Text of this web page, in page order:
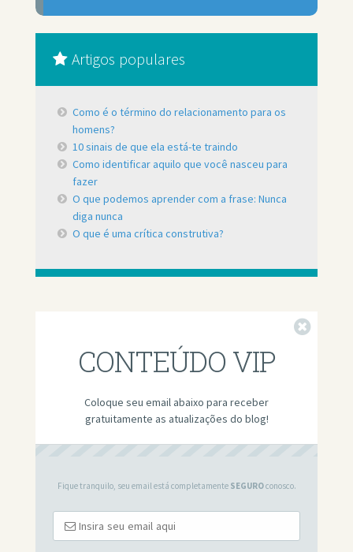
Artigos populares
Como é o término do relacionamento para os
homens?
10 sinais de que ela está-te traindo
Como identificar aquilo que você nasceu para
fazer
O que podemos aprender com a frase: Nunca
diga nunca
O que é uma crítica construtiva?
CONTEÚDO VIP
Coloque seu email abaixo para receber
gratuitamente as atualizações do blog!
Fique tranquilo, seu email está completamente SEGUROconosco.